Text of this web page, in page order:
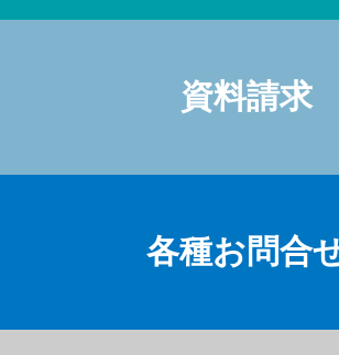
資料請求
各種お問合